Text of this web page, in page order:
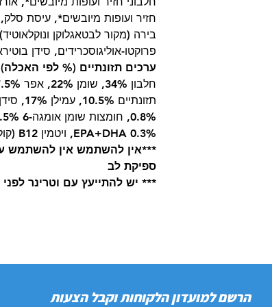
חזיר ועופות מיובשים*, עיסת
פרוקטו-אוליגוסכרידים, סידן
ערכים תזונתיים (% לפי
EPA+DHA 0.3%, ויטמין B12 (קולובאמין) (מ"ג/ק"ג) 0.071.
ספיקת לב
*** יש להתייעץ עם וטרינר
הרשם למועדון הלקוחות וקבל הצעות